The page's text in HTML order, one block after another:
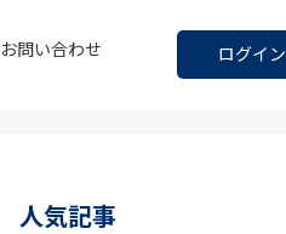
ログイン
お問い合わせ
人気記事